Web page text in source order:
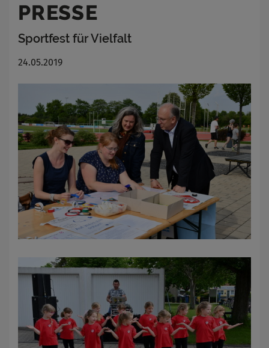
PRESSE
Sportfest für Vielfalt
24.05.2019